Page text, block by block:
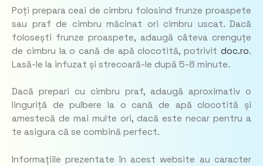
Poți prepara ceai de cimbru folosind frunze proaspete
sau praf de cimbru măcinat ori cimbru uscat. Dacă
folosești frunze proaspete, adaugă câteva crenguțe
de cimbru la o cană de apă clocotită, potrivit doc.ro.
Lasă-le la infuzat și strecoară-le după 5-8 minute.
Dacă prepari cu cimbru praf, adaugă aproximativ o
linguriță de pulbere la o cană de apă clocotită și
amestecă de mai multe ori, dacă este necar pentru a
te asigura că se combină perfect.
Informațiile prezentate în acest website au caracter